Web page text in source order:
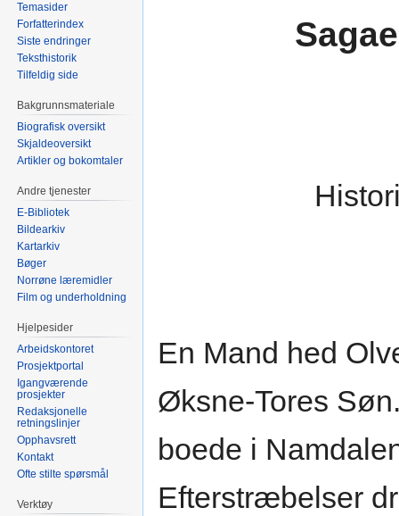
En Mand hed
Øksne-Tores
boede i
Efterstræbelser
Temasider
Forfatterindex
Siste endringer
Teksthistorik
Tilfeldig side
Bakgrunnsmateriale
Biografisk oversikt
Skjaldeoversikt
Artikler og bokomtaler
Andre tjenester
E-Bibliotek
Bildearkiv
Kartarkiv
Bøger
Norrøne læremidler
Film og underholdning
Hjelpesider
Arbeidskontoret
Prosjektportal
Igangværende
prosjekter
Redaksjonelle
retningslinjer
Opphavsrett
Kontakt
Ofte stilte spørsmål
Verktøy